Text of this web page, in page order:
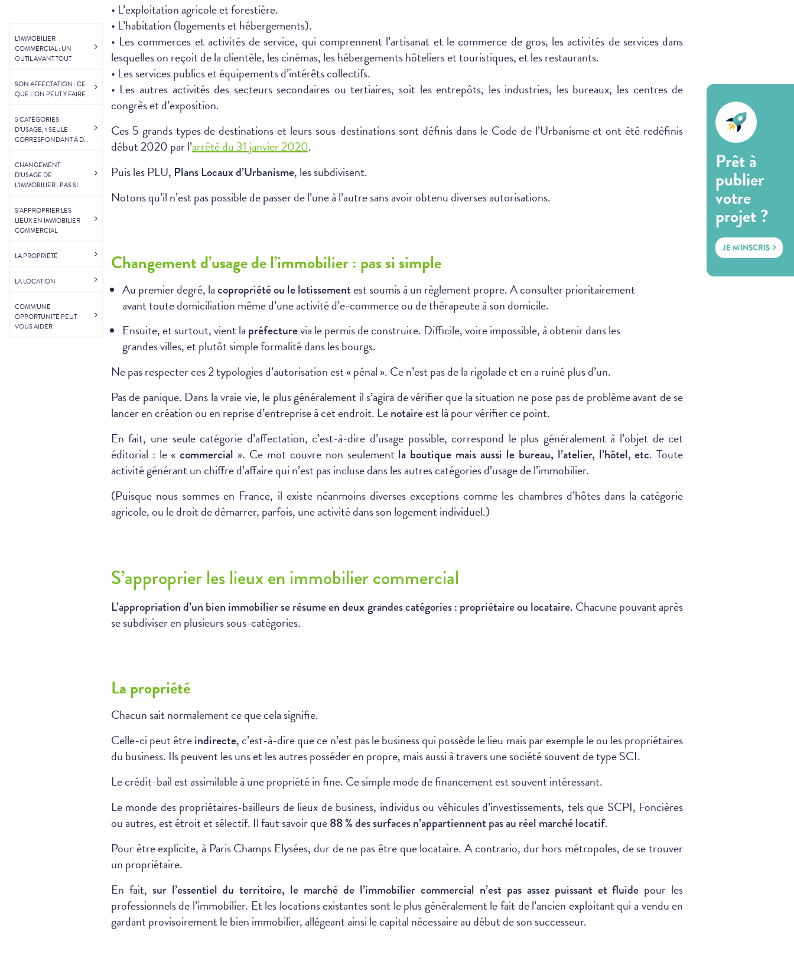
L’IMMOBILIER
COMMERCIAL : UN
OUTIL AVANT TOUT
SON AFFECTATION : CE
QUE L’ON PEUT Y FAIRE
5 CATÉGORIES
D’USAGE, 1 SEULE
CORRESPONDANT À DE
CHANGEMENT
D’USAGE DE
L’IMMOBILIER : PAS SI
S’APPROPRIER LES
LIEUX EN IMMOBILIER
COMMERCIAL
LA PROPRIÉTÉ
LA LOCATION
COMM’UNE
OPPORTUNITÉ PEUT
VOUS AIDER
• L’exploitation agricole et forestière.
• L’habitation (logements et hébergements).
• Les commerces et activités de service, qui comprennent l’artisanat et le commerce de gros, les activités de services dans
lesquelles on reçoit de la clientèle, les cinémas, les hébergements hôteliers et touristiques, et les restaurants.
• Les services publics et équipements d’intérêts collectifs.
• Les autres activités des secteurs secondaires ou tertiaires, soit les entrepôts, les industries, les bureaux, les centres de
congrès et d’exposition.
Ces 5 grands types de destinations et leurs sous-destinations sont définis dans le Code de l’Urbanisme et ont été redéfinis
début 2020 par l’arrêté du 31 janvier 2020.
Puis les PLU, Plans Locaux d’Urbanisme, les subdivisent.
Notons qu’il n’est pas possible de passer de l’une à l’autre sans avoir obtenu diverses autorisations.
Changement d’usage de l’immobilier : pas si simple
Au premier degré, lacopropriété ou le lotissementest soumis à un règlement propre. A consulter prioritairement
avant toute domiciliation même d’une activité d’e-commerce ou de thérapeute à son domicile.
Ensuite, et surtout, vient la préfecturevia le permis de construire. Difficile, voire impossible, à obtenir dans les
grandes villes, et plutôt simple formalité dans les bourgs.
Ne pas respecter ces 2 typologies d’autorisation est « pénal ». Ce n’est pas de la rigolade et en a ruiné plus d’un.
Pas de panique. Dans la vraie vie, le plus généralement il s’agira de vérifier que la situation ne pose pas de problème avant de se
lancer en création ou en reprise d’entreprise à cet endroit. Lenotaireest là pour vérifier ce point.
En fait, une seule catégorie d’affectation, c’est-à-dire d’usage possible, correspond le plus généralement à l’objet de cet
éditorial : le «commercial ». Ce mot couvre non seulement la boutique mais aussi le bureau, l’atelier, l’hôtel, etc. Toute
activité générant un chiffre d’affaire qui n’est pas incluse dans les autres catégories d’usage de l’immobilier.
(Puisque nous sommes en France, il existe néanmoins diverses exceptions comme les chambres d’hôtes dans la catégorie
agricole, ou le droit de démarrer, parfois, une activité dans son logement individuel.)
S’approprier les lieux en immobilier commercial
L’appropriation d’un bien immobilier se résume en deux grandes catégories : propriétaire ou locataire. Chacune pouvant après
se subdiviser en plusieurs sous-catégories.
La propriété
Chacun sait normalement ce que cela signifie.
Celle-ci peut êtreindirecte, c’est-à-dire que ce n’est pas le business qui possède le lieu mais par exemple le ou les propriétaires
du business. Ils peuvent les uns et les autres posséder en propre, mais aussi à travers une société souvent de type SCI.
Le crédit-bail est assimilable à une propriété in fine. Ce simple mode de financement est souvent intéressant.
Le monde des propriétaires-bailleurs de lieux de business, individus ou véhicules d’investissements, tels que SCPI, Foncières
ou autres, est étroit et sélectif. Il faut savoir que88 % des surfaces n’appartiennent pas au réel marché locatif.
Pour être explicite, à Paris Champs Elysées, dur de ne pas être que locataire. A contrario, dur hors métropoles, de se trouver
un propriétaire.
En fait, sur l’essentiel du territoire, le marché de l’immobilier commercial n’est pas assez puissant et fluide pour les
professionnels de l’immobilier. Et les locations existantes sont le plus généralement le fait de l’ancien exploitant qui a vendu en
gardant provisoirement le bien immobilier, allégeant ainsi le capital nécessaire au début de son successeur.
Prêt à
publier
votre
projet ?
JE M'INSCRIS